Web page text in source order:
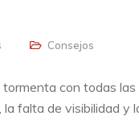
Consejos
tormenta con todas las
falta de visibilidad y